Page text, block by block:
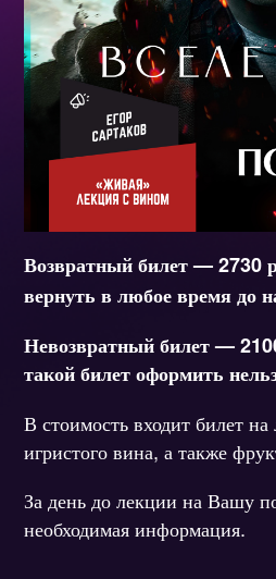
Возвратный билет — 2730
вернуть в любое время до
Невозвратный билет —
такой билет оформить
В стоимость входит билет
игристого вина, а также
За день до лекции на Вашу
необходимая информация.